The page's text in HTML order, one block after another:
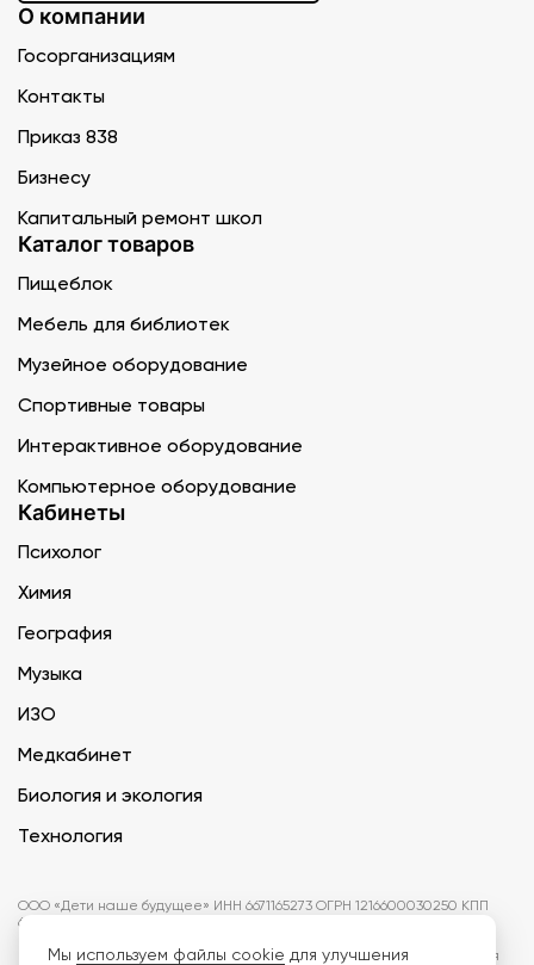
О компании
Госорганизациям
Контакты
Приказ 838
Бизнесу
Капитальный ремонт школ
Каталог товаров
Пищеблок
Мебель для библиотек
Музейное оборудование
Спортивные товары
Интерактивное оборудование
Компьютерное оборудование
Кабинеты
Психолог
Химия
География
Музыка
ИЗО
Медкабинет
Биология и экология
Технология
ООО «Дети наше будущее» ИНН 6671165273 ОГРН 1216600030250 КПП
667101001 БИК 046577674
Информация на сайте не является публичной офертой. Изображения
Мы используем файлы cookie для улучшения